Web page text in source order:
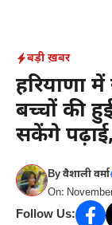
content
बड़ी ख़बर
हरियाणा
बच्चों की
सकेंगे
Byवैशाली वर्मा
On:
Follow Us: